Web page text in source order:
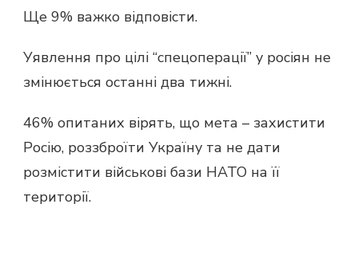
Ще 9% важко відповісти.
Уявлення про цілі “спецоперації” у росіян не
змінюється останні два тижні.
46% опитаних вірять, що мета – захистити
Росію, роззброїти Україну та не дати
розмістити військові бази НАТО на її
території.